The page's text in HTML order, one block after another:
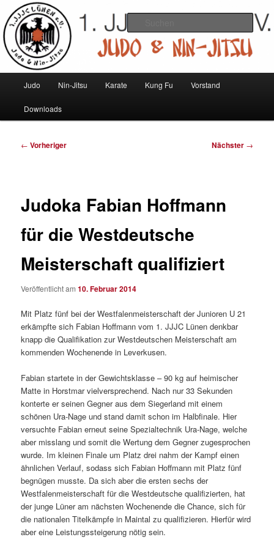
primären
Inhalt
springen1. JJJC Lünen e.V.
Judo und Ninjitsu
Judo Nin-Jitsu Karate Kung Fu Vorstand
Downloads
Beitragsnavigation
← Vorheriger Nächster →
Judoka Fabian Hoffmann
für die Westdeutsche
Meisterschaft qualifiziert
Veröffentlicht am10. Februar 2014
Mit Platz fünf bei der Westfalenmeisterschaft der Junioren U 21
erkämpfte sich Fabian Hoffmann vom 1. JJJC Lünen denkbar
knapp die Qualifikation zur Westdeutschen Meisterschaft am
kommenden Wochenende in Leverkusen.
Fabian startete in der Gewichtsklasse – 90 kg auf heimischer
Matte in Horstmar vielversprechend. Nach nur 33 Sekunden
konterte er seinen Gegner aus dem Siegerland mit einem
schönen Ura-Nage und stand damit schon im Halbfinale. Hier
versuchte Fabian erneut seine Spezialtechnik Ura-Nage, welche
aber misslang und somit die Wertung dem Gegner zugesprochen
wurde. Im kleinen Finale um Platz drei nahm der Kampf einen
ähnlichen Verlauf, sodass sich Fabian Hoffmann mit Platz fünf
begnügen musste. Da sich aber die ersten sechs der
Westfalenmeisterschaft für die Westdeutsche qualifizierten, hat
der junge Lüner am nächsten Wochenende die Chance, sich für
die nationalen Titelkämpfe in Maintal zu qualifizieren. Hierfür wird
aber eine Leistungssteigerung nötig sein.